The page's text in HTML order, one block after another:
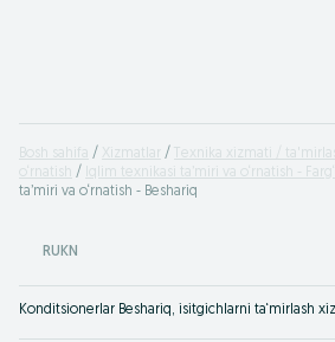
Bosh sahifa Xizmatlar Texnika xizmati /
o‘rnatish
Iqlim texnikasi ta’miri va o‘rnatish -
ta’miri va o‘rnatish - Beshariq
RUKN